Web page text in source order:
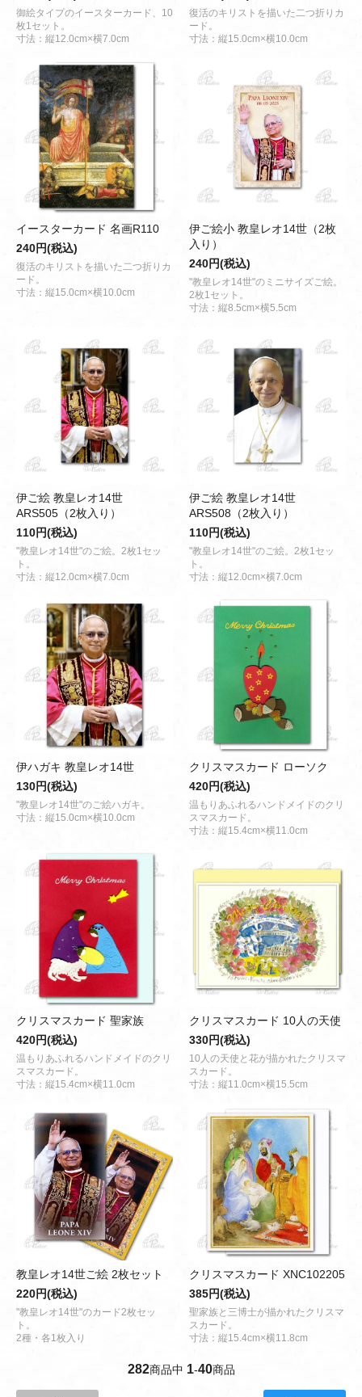
御絵タイプのイースターカード、10
枚1セット。
寸法：縦12.0cm×横7.0cm
復活のキリストを描いた二つ折りカ
ード。
寸法：縦15.0cm×横10.0cm
イースターカード 名画R110
240円(税込)
復活のキリストを描いた二つ折りカ
ード。
寸法：縦15.0cm×横10.0cm
伊ご絵小 教皇レオ14世（2枚
入り）
240円(税込)
"教皇レオ14世"のミニサイズご絵。
2枚1セット。
寸法：縦8.5cm×横5.5cm
伊ご絵 教皇レオ14世
ARS505（2枚入り）
110円(税込)
"教皇レオ14世"のご絵。2枚1セッ
ト。
寸法：縦12.0cm×横7.0cm
伊ご絵 教皇レオ14世
ARS508（2枚入り）
110円(税込)
"教皇レオ14世"のご絵。2枚1セッ
ト。
寸法：縦12.0cm×横7.0cm
伊ハガキ 教皇レオ14世
130円(税込)
"教皇レオ14世"のご絵ハガキ。
寸法：縦15.0cm×横10.0cm
クリスマスカード ローソク
420円(税込)
温もりあふれるハンドメイドのクリ
スマスカード。
寸法：縦15.4cm×横11.0cm
クリスマスカード 聖家族
420円(税込)
温もりあふれるハンドメイドのクリ
スマスカード。
寸法：縦15.4cm×横11.0cm
クリスマスカード 10人の天使
330円(税込)
10人の天使と花が描かれたクリスマ
スカード。
寸法：縦11.0cm×横15.5cm
教皇レオ14世ご絵 2枚セット
220円(税込)
"教皇レオ14世"のカード2枚セッ
ト。
2種・各1枚入り
クリスマスカード XNC102205
385円(税込)
聖家族と三博士が描かれたクリスマ
スカード。
寸法：縦15.4cm×横11.8cm
282商品中 1-40商品